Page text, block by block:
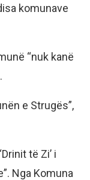
komunave
“nuk kanë
e Strugës”,
të Zi’ i
Nga Komuna